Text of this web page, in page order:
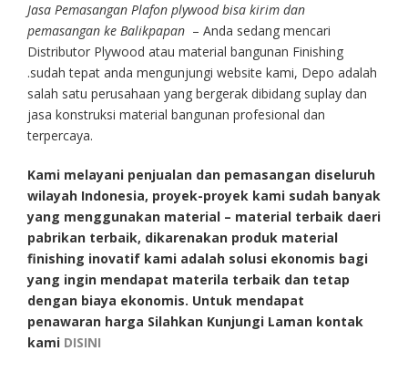
Jasa Pemasangan Plafon plywood bisa kirim dan
pemasangan ke Balikpapan – Anda sedang mencari
Distributor Plywood atau material bangunan Finishing
.sudah tepat anda mengunjungi website kami, Depo adalah
salah satu perusahaan yang bergerak dibidang suplay dan
jasa konstruksi material bangunan profesional dan
terpercaya.
Kami melayani penjualan dan pemasangan diseluruh
wilayah Indonesia, proyek-proyek kami sudah banyak
yang menggunakan material – material terbaik daeri
pabrikan terbaik, dikarenakan produk material
finishing inovatif kami adalah solusi ekonomis bagi
yang ingin mendapat materila terbaik dan tetap
dengan biaya ekonomis. Untuk mendapat
penawaran harga Silahkan Kunjungi Laman kontak
kami DISINI